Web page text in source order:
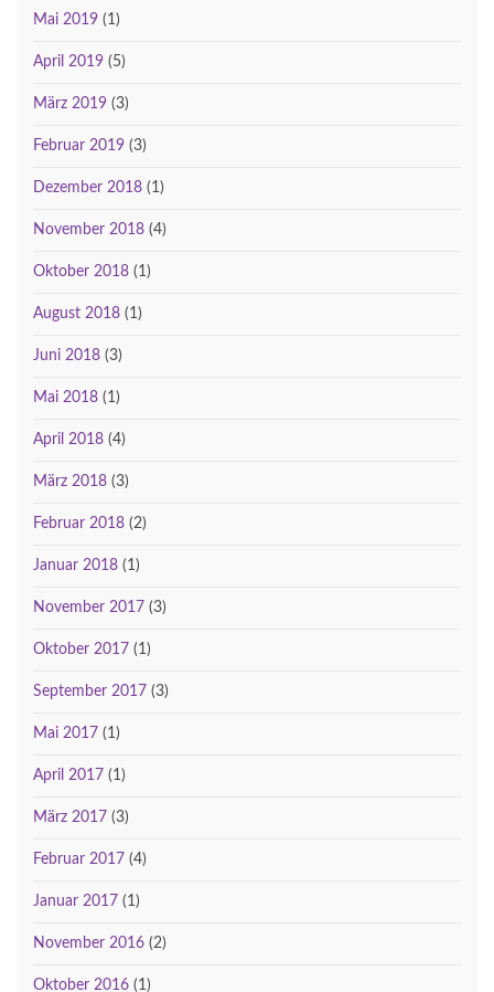
Mai 2019 (1)
April 2019 (5)
März 2019 (3)
Februar 2019 (3)
Dezember 2018 (1)
November 2018 (4)
Oktober 2018 (1)
August 2018 (1)
Juni 2018 (3)
Mai 2018 (1)
April 2018 (4)
März 2018 (3)
Februar 2018 (2)
Januar 2018 (1)
November 2017 (3)
Oktober 2017 (1)
September 2017 (3)
Mai 2017 (1)
April 2017 (1)
März 2017 (3)
Februar 2017 (4)
Januar 2017 (1)
November 2016 (2)
Oktober 2016 (1)